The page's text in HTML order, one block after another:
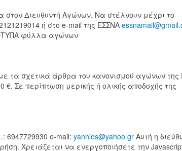
Διευθυντή Αγώνων. Να στέλνουν μέχρι το
ή στο e-mail της ΕΣΣΝΑ
φύλλα αγώνων
τα σχετικά άρθρα του κανονισμού αγώνων της
Σε περίπτωση μερικής ή ολικής αποδοχής της
6947729930 e-mail: yanhios@yahoo.gr Αυτή η
Χρειάζεται να ενεργοποιήσετε την